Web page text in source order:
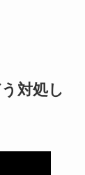
対処し